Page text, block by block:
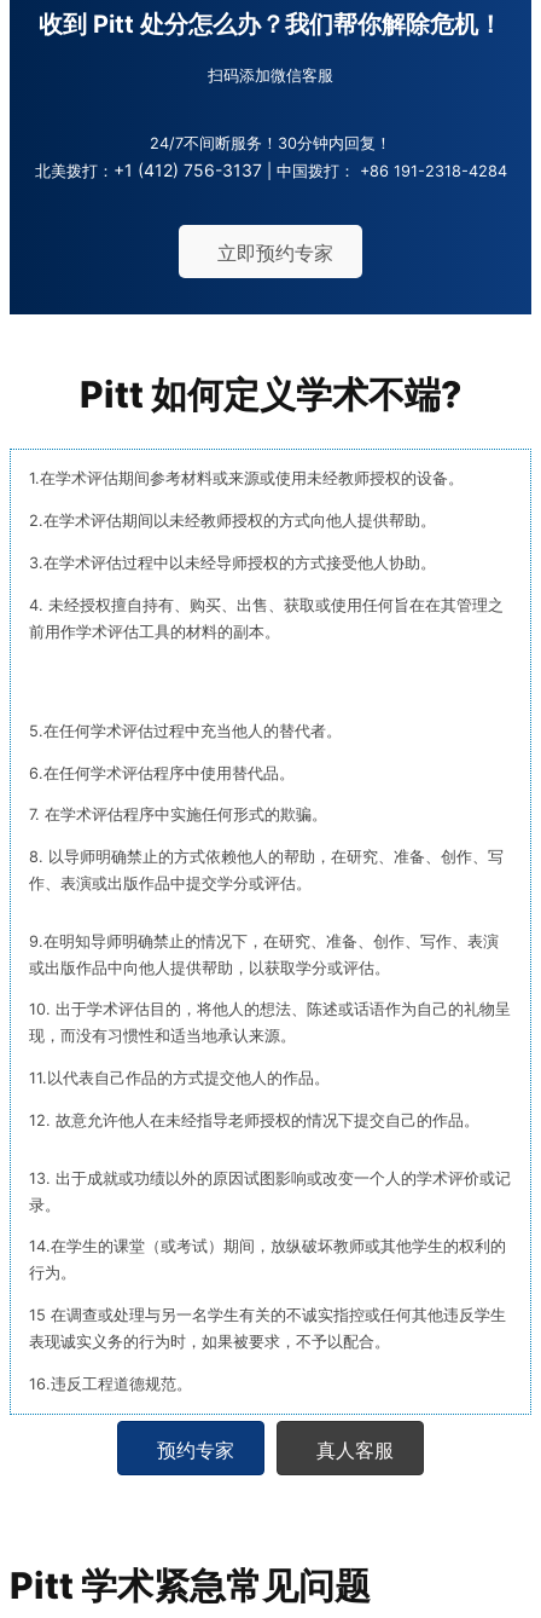
收到 Pitt 处分怎么办？我们帮你解除危机！
扫码添加微信客服
24/7不间断服务！30分钟内回复！
北美拨打： +1 (412) 756-3137 | 中国拨打： +86 191-2318-4284
立即预约专家
Pitt 如何定义学术不端?
1.在学术评估期间参考材料或来源或使用未经教师授权的设备。
2.在学术评估期间以未经教师授权的方式向他人提供帮助。
3.在学术评估过程中以未经导师授权的方式接受他人协助。
4. 未经授权擅自持有、购买、出售、获取或使用任何旨在在其管理之
前用作学术评估工具的材料的副本。
5.在任何学术评估过程中充当他人的替代者。
6.在任何学术评估程序中使用替代品。
7. 在学术评估程序中实施任何形式的欺骗。
8. 以导师明确禁止的方式依赖他人的帮助，在研究、准备、创作、写
作、表演或出版作品中提交学分或评估。
9.在明知导师明确禁止的情况下，在研究、准备、创作、写作、表演
或出版作品中向他人提供帮助，以获取学分或评估。
10. 出于学术评估目的，将他人的想法、陈述或话语作为自己的礼物呈
现，而没有习惯性和适当地承认来源。
11.以代表自己作品的方式提交他人的作品。
12. 故意允许他人在未经指导老师授权的情况下提交自己的作品。
13. 出于成就或功绩以外的原因试图影响或改变一个人的学术评价或记
录。
14.在学生的课堂（或考试）期间，放纵破坏教师或其他学生的权利的
行为。
15 在调查或处理与另一名学生有关的不诚实指控或任何其他违反学生
表现诚实义务的行为时，如果被要求，不予以配合。
16.违反工程道德规范。
预约专家 真人客服
Pitt 学术紧急常见问题